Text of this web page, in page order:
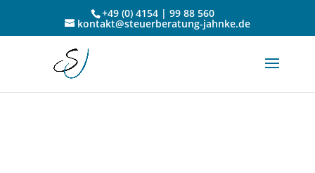
+49 (0) 4154 | 99 88 560
kontakt@steuerberatung-jahnke.de